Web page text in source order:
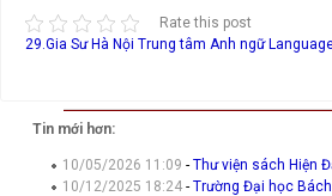
Rate this post
29.Gia Sư Hà Nội Trung tâm Anh ngữ
Tin mới hơn:
10/05/2026 11:09-Thư viện sách Hiện
10/12/2025 18:24-Trường Đại học